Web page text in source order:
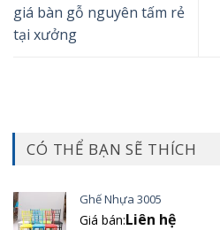
giá bàn gỗ nguyên tấm rẻ
tại xưởng
CÓ THỂ BẠN SẼ THÍCH
Ghế Nhựa 3005
Giá bán:Liên hệ